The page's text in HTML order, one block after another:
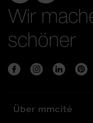
Wir
schöner
Über mmcité